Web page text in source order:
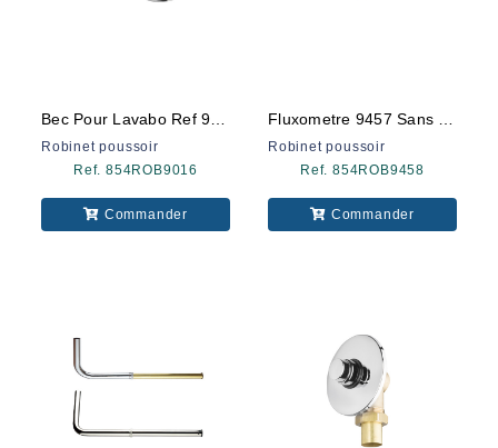
Robinet poussoir
Ref. 854ROB9016
Commander
Robinet poussoir
Ref. 854ROB9458
Commander